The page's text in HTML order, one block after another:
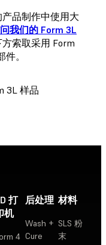
品制作中使用大
我们的 Form 3L
索取采用 Form
。
3L 样品
打
机
4
后处理
Wash +
Cure
材料
SLS 粉
末